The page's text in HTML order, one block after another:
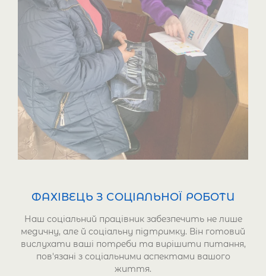
ФАХІВЕЦЬ З СОЦІАЛЬНОЇ РОБОТИ
Наш соціальний працівник забезпечить не лише
медичну, але й соціальну підтримку. Він готовий
вислухати ваші потреби та вирішити питання,
пов'язані з соціальними аспектами вашого
життя.